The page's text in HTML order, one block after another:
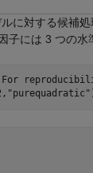
に対する候補
子には 3 つの水
For
"purequadratic"